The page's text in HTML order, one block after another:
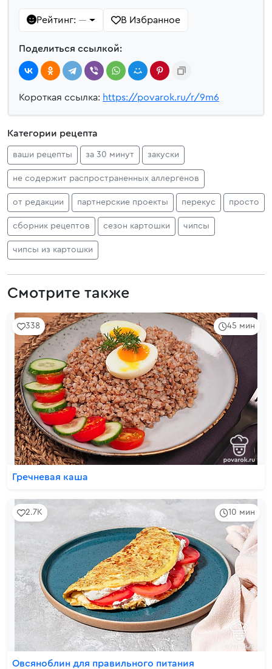
Рейтинг: — В Избранное
Поделиться ссылкой:
Короткая ссылка: https://povarok.ru/r/9m6
Категории рецепта
ваши рецепты за 30 минут закуски
не содержит распространенных аллергенов
от редакции партнерские проекты перекус просто
сборник рецептов сезон картошки чипсы
чипсы из картошки
Смотрите также
45 мин
338
Гречневая каша
10 мин
2.7K
Овсяноблин для правильного питания